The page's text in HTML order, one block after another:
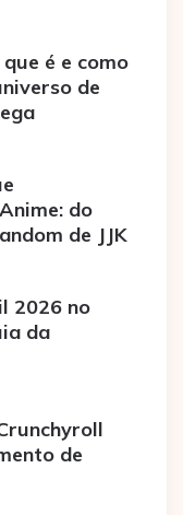
é e como
de
do
de JJK
2026 no
da
de